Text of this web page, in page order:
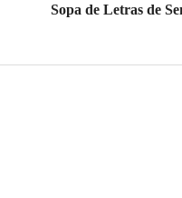
Sopa de Letras de